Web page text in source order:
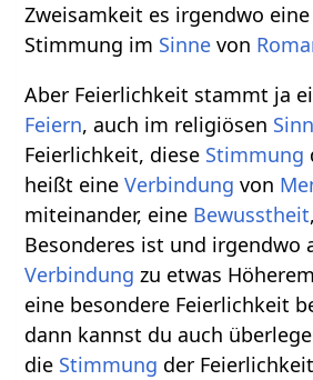
Zweisamkeit es irgendwo
Stimmung im Sinne von
Aber Feierlichkeit stammt ja
Feiern, auch im religiösen Sinn
Feierlichkeit, diese Stimmung
heißt eineVerbindung von
miteinander, eine Bewusstheit
Besonderes ist und irgendwo
Verbindung zu etwas
eine besondere Feierlichkeit
dann kannst du auch
die Stimmung der